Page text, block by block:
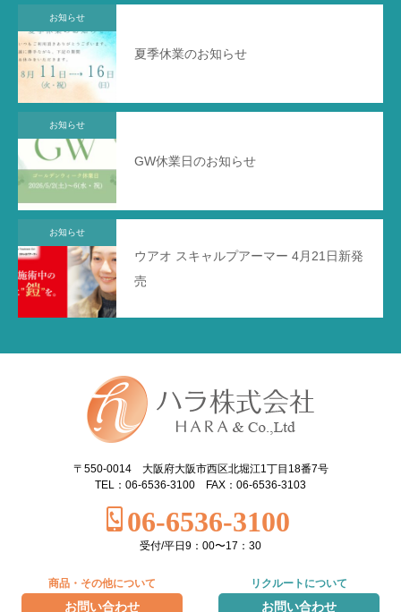
お知らせ
夏季休業のお知らせ
お知らせ
GW休業日のお知らせ
お知らせ
ウアオ スキャルプアーマー 4月21日新発
売
〒550-0014 大阪府大阪市西区北堀江1丁目18番7号
TEL：06-6536-3100 FAX：06-6536-3103
06-6536-3100
受付/平日9：00〜17：30
商品・その他について
お問い合わせ
リクルートについて
お問い合わせ